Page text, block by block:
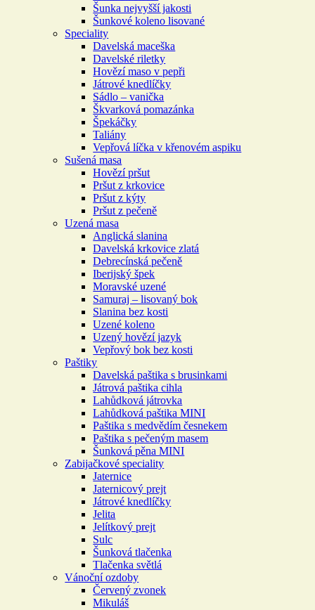
Šunka nejvyšší jakosti
Šunkové koleno lisované
Speciality
Davelská maceška
Davelské riletky
Hovězí maso v pepři
Játrové knedlíčky
Sádlo – vanička
Škvarková pomazánka
Špekáčky
Taliány
Vepřová líčka v křenovém aspiku
Sušená masa
Hovězí pršut
Pršut z krkovice
Pršut z kýty
Pršut z pečeně
Uzená masa
Anglická slanina
Davelská krkovice zlatá
Debrecínská pečeně
Iberijský špek
Moravské uzené
Samuraj – lisovaný bok
Slanina bez kosti
Uzené koleno
Uzený hovězí jazyk
Vepřový bok bez kosti
Paštiky
Davelská paštika s brusinkami
Játrová paštika cihla
Lahůdková játrovka
Lahůdková paštika MINI
Paštika s medvědím česnekem
Paštika s pečeným masem
Šunková pěna MINI
Zabijačkové speciality
Jaternice
Jaternicový prejt
Játrové knedlíčky
Jelita
Jelítkový prejt
Sulc
Šunková tlačenka
Tlačenka světlá
Vánoční ozdoby
Červený zvonek
Mikuláš